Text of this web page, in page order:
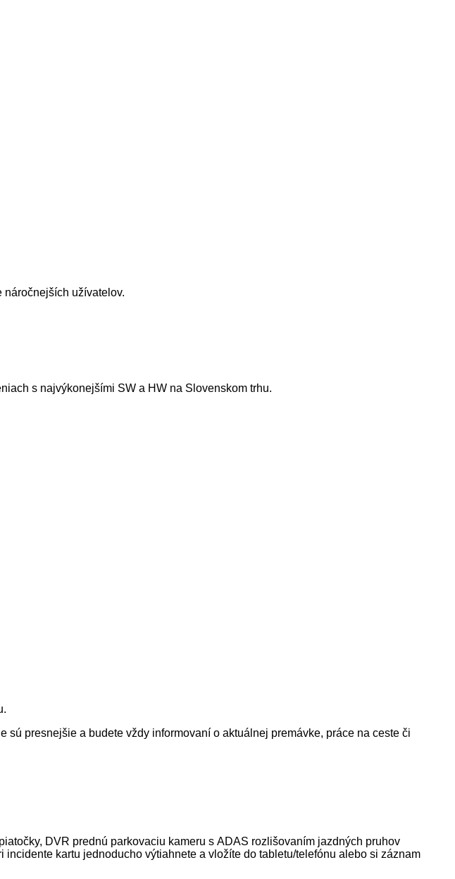
náročnejších užívatelov.
s najvýkonejšími SW a HW na Slovenskom trhu.
presnejšie a budete vždy informovaní o aktuálnej premávke, práce na ceste či
DVR prednú parkovaciu kameru s ADAS rozlišovaním jazdných pruhov
kartu jednoducho výtiahnete a vložíte do tabletu/telefónu alebo si záznam